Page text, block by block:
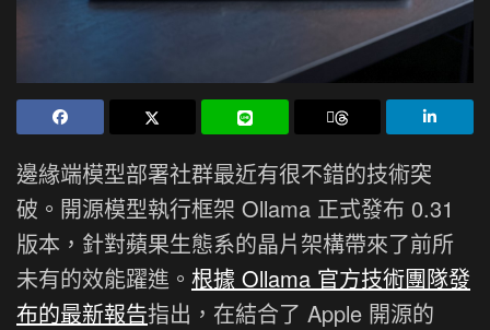
邊緣端模型部署社群最近有很不錯的技術突
破。開源模型執行框架 Ollama 正式發布 0.31
版本，針對蘋果生態系的晶片架構帶來了前所
未有的效能躍進。 根據 Ollama 官方技術團隊發
布的最新報告指出，在結合了 Apple 開源的